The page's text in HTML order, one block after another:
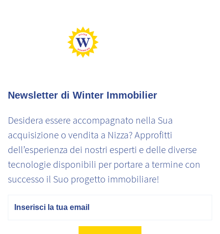
Emissioni di CO2 molto elevate
Newsletter di Winter Immobilier
Desidera essere accompagnato nella Sua
acquisizione o vendita a Nizza? Approfitti
dell’esperienza dei nostri esperti e delle diverse
tecnologie disponibili per portare a termine con
successo il Suo progetto immobiliare!